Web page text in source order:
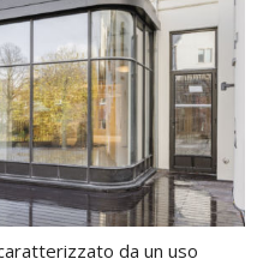
da un uso